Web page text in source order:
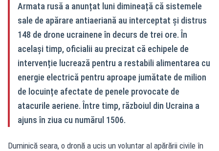
Armata rusă a anunțat luni dimineață că sistemele
sale de apărare antiaeriană au interceptat și distrus
148 de drone ucrainene în decurs de trei ore. În
același timp, oficialii au precizat că echipele de
intervenție lucrează pentru a restabili alimentarea cu
energie electrică pentru aproape jumătate de milion
de locuințe afectate de penele provocate de
atacurile aeriene. Între timp, războiul din Ucraina a
ajuns în ziua cu numărul 1506.
Duminică seara, o dronă a ucis un voluntar al apărării civile în